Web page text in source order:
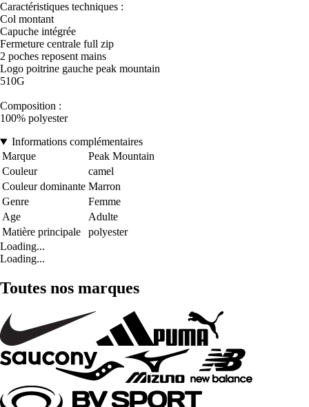
Caractéristiques techniques :
Col montant
Capuche intégrée
Fermeture centrale full zip
2 poches reposent mains
Logo poitrine gauche peak mountain
510G
Composition :
100% polyester
Informations complémentaires
Marque
Peak Mountain
Couleur
camel
Couleur dominante Marron
Genre
Femme
Age
Adulte
Matière principale
polyester
Loading...
Loading...
Toutes nos marques